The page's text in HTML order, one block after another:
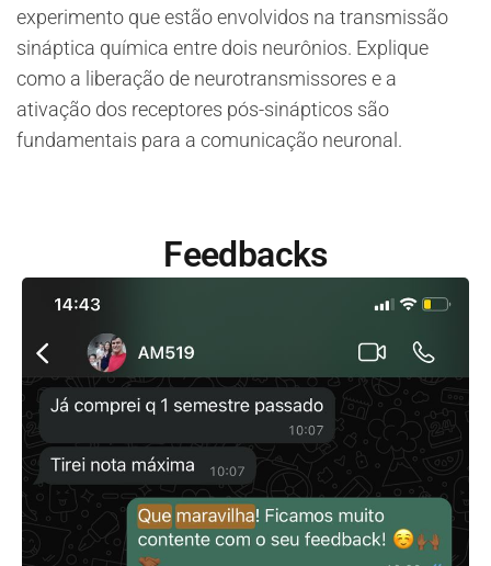
experimento que estão envolvidos na transmissão
sináptica química entre dois neurônios. Explique
como a liberação de neurotransmissores e a
ativação dos receptores pós-sinápticos são
fundamentais para a comunicação neuronal.
Feedbacks